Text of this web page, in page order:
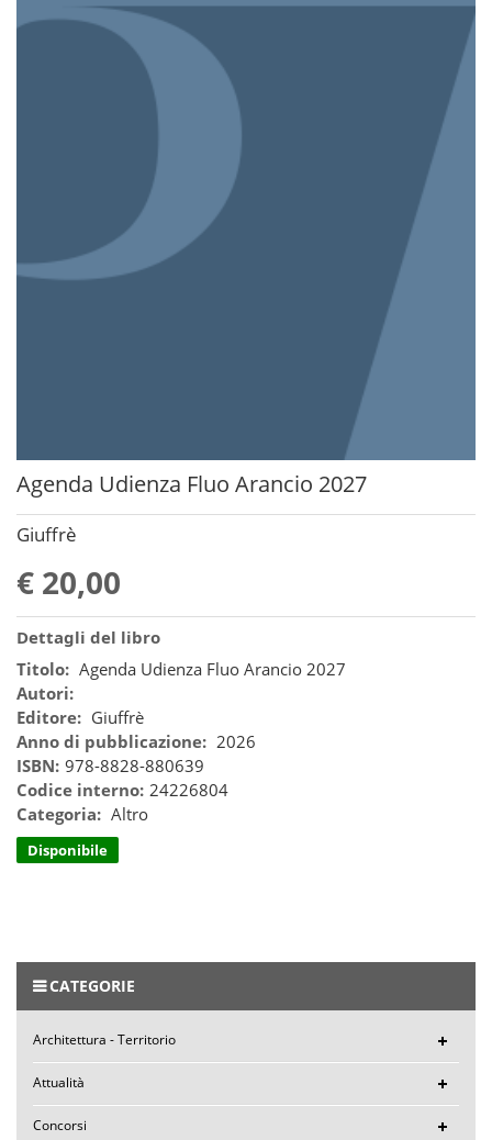
Agenda Udienza Fluo Arancio 2027
Giuffrè
€ 20,00
Dettagli del libro
Titolo: Agenda Udienza Fluo Arancio 2027
Autori:
Editore: Giuffrè
Anno di pubblicazione: 2026
ISBN: 978-8828-880639
Codice interno: 24226804
Categoria: Altro
Disponibile
CATEGORIE
Architettura - Territorio
Attualità
Concorsi